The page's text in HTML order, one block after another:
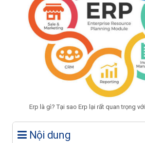
Erp là gì? Tại sao Erp lại rất quan trọng
Nội dung